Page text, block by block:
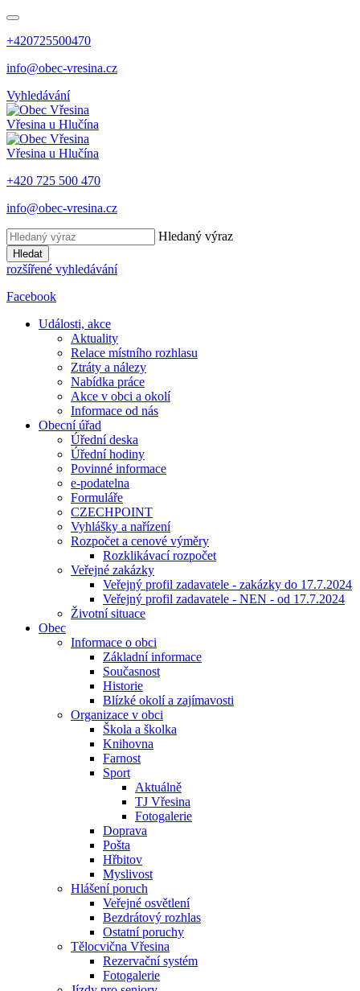
+420725500470
info@obec-vresina.cz
Vyhledávání
Vřesina u Hlučína
Vřesina u Hlučína
+420 725 500 470
info@obec-vresina.cz
Hledaný výraz
Hledat
rozšířené vyhledávání
Facebook
Události, akce
Aktuality
Relace místního rozhlasu
Ztráty a nálezy
Nabídka práce
Akce v obci a okolí
Informace od nás
Obecní úřad
Úřední deska
Úřední hodiny
Povinné informace
e-podatelna
Formuláře
CZECHPOINT
Vyhlášky a nařízení
Rozpočet a cenové výměry
Rozklikávací rozpočet
Veřejné zakázky
Veřejný profil zadavatele - zakázky do 17.7.2024
Veřejný profil zadavatele - NEN - od 17.7.2024
Životní situace
Obec
Informace o obci
Základní informace
Současnost
Historie
Blízké okolí a zajímavosti
Organizace v obci
Škola a školka
Knihovna
Farnost
Sport
Aktuálně
TJ Vřesina
Fotogalerie
Doprava
Pošta
Hřbitov
Myslivost
Hlášení poruch
Veřejné osvětlení
Bezdrátový rozhlas
Ostatní poruchy
Tělocvična Vřesina
Rezervační systém
Fotogalerie